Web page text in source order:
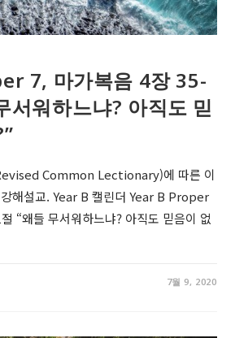
7, 마가복음 4장 35-
서워하느냐? 아직도 믿
Common Lectionary)에 따른 이
해설교. Year B 캘린더 Year B Proper
“왜들 무서워하느냐? 아직도 믿음이 없
7월 9, 2020